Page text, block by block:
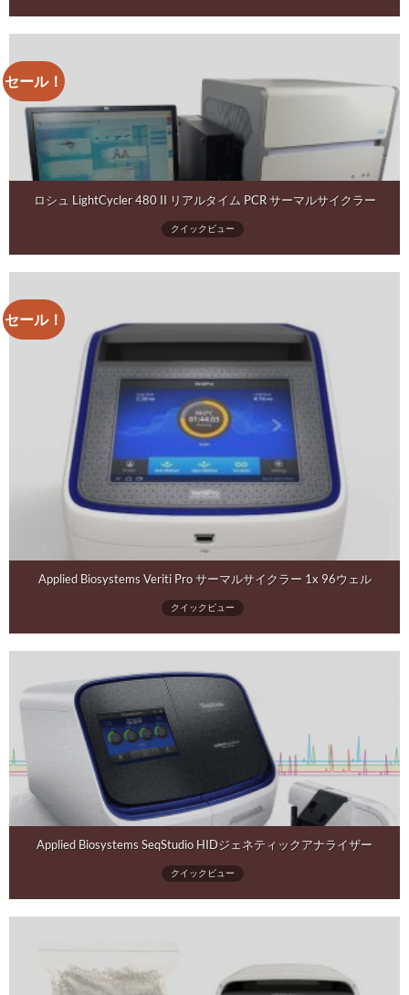
セール！
ロシュ LightCycler 480 II リアルタイム PCR サーマルサイクラー
クイックビュー
セール！
Applied Biosystems Veriti Pro サーマルサイクラー 1x 96ウェル
クイックビュー
Applied Biosystems SeqStudio HIDジェネティックアナライザー
クイックビュー